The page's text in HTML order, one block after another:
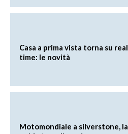
Casa a prima vista torna su real
time: le novità
Motomondiale a silverstone, la